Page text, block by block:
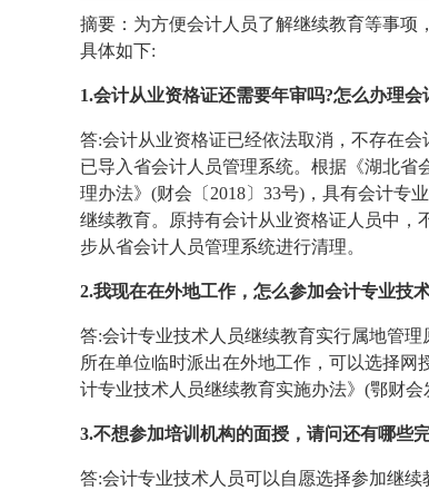
摘要：为方便会计人员了解继续教育等事项
具体如下:
1.会计从业资格证还需要年审吗?怎么办理
答:会计从业资格证已经依法取消，不存在
已导入省会计人员管理系统。根据《湖北省
理办法》(财会〔2018〕33号)，具有会计专
继续教育。原持有会计从业资格证人员中，
步从省会计人员管理系统进行清理。
2.我现在在外地工作，怎么参加会计专业技
答:会计专业技术人员继续教育实行属地管
所在单位临时派出在外地工作，可以选择
计专业技术人员继续教育实施办法》(鄂财会
3.不想参加培训机构的面授，请问还有哪些
答:会计专业技术人员可以自愿选择参加继